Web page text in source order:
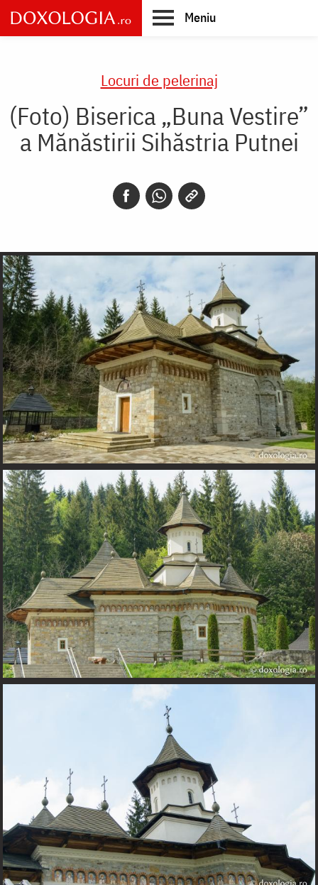
Skip
to
main
Meniu
Locuri de pelerinaj
(Foto) Biserica „Buna Vestire”
a Mănăstirii Sihăstria Putnei